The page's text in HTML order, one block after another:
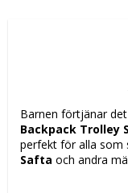
Barnen förtjänar
Backpack Trolley
Safta och andra